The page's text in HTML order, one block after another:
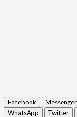
Facebook Messenger
WhatsApp
Twitter